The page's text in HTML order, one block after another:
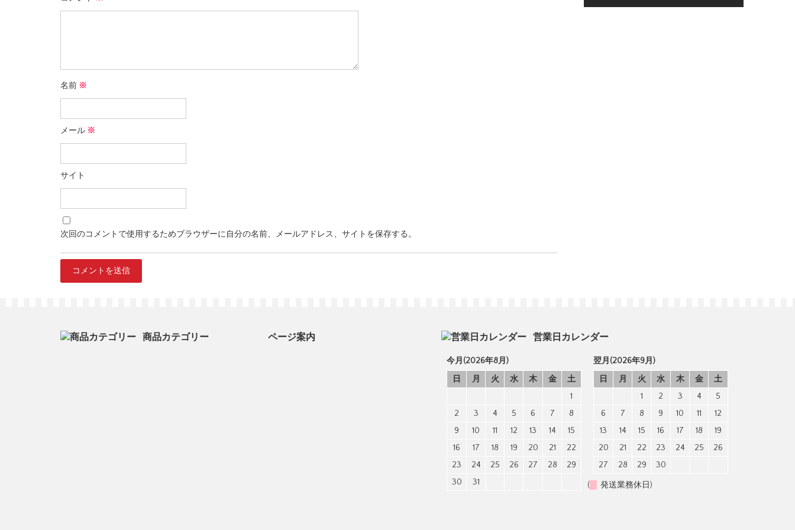
名前 ※
メール ※
サイト
次回のコメントで使用するためブラウザーに自分の名前、メールアドレス、サイトを保存する。
商品カテゴリー ページ案内 営業日カレンダー
今月(2026年8月)
日
月 火 水 木 金
土
1
2
3 4 5 6 7
8
9
10 11 12 13 14
15
16
17 18 19 20 21
22
23
24 25 26 27 28
29
30
31
翌月(2026年9月)
日
月 火 水 木 金
土
1
2 3 4
5
6
7 8 9 10 11
12
13
14 15 16 17 18
19
20
21 22 23 24 25
26
27
28 29 30
( 発送業務休日)